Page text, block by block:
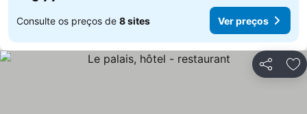
Consulte os preços de 8 sites Ver preços
Partilhar